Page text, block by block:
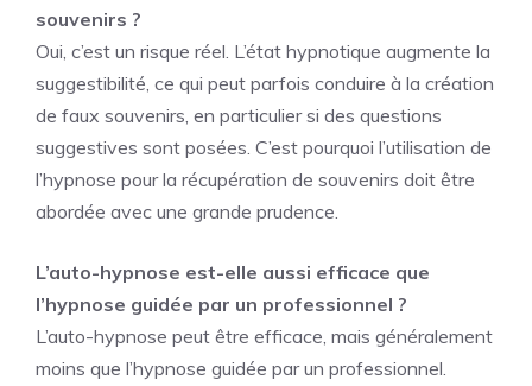
souvenirs ?
Oui, c’est un risque réel. L’état hypnotique augmente la
suggestibilité, ce qui peut parfois conduire à la création
de faux souvenirs, en particulier si des questions
suggestives sont posées. C’est pourquoi l’utilisation de
l’hypnose pour la récupération de souvenirs doit être
abordée avec une grande prudence.
L’auto-hypnose est-elle aussi efficace que
l’hypnose guidée par un professionnel ?
L’auto-hypnose peut être efficace, mais généralement
moins que l’hypnose guidée par un professionnel.